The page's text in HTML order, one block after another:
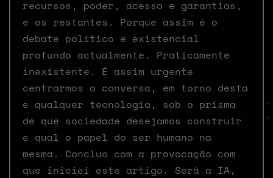
recursos, poder, acesso e garantias,
e os restantes. Porque assim é o
debate político e existencial
profundo actualmente. Praticamente
inexistente. É assim urgente
centrarmos a conversa, em torno desta
e qualquer tecnologia, sob o prisma
de que sociedade desejamos construir
e qual o papel do ser humano na
mesma. Concluo com a provocação com
que iniciei este artigo. Será a IA,